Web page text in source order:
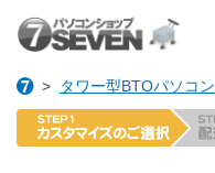
> タワー型BTOパソコン